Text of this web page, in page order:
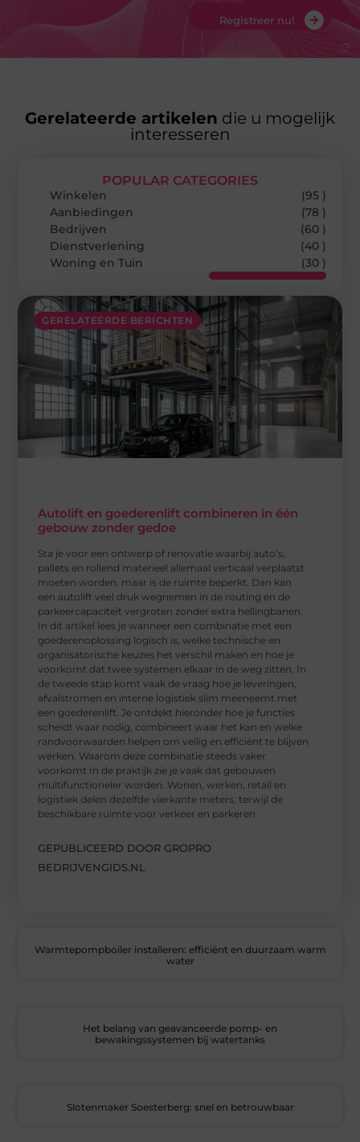
Registreer nu!
Gerelateerde artikelen die u mogelijk
interesseren
GERELATEERDE BERICHTEN
Autolift en goederenlift combineren in één
gebouw zonder gedoe
Sta je voor een ontwerp of renovatie waarbij auto’s,
pallets en rollend materieel allemaal verticaal verplaatst
moeten worden, maar is de ruimte beperkt. Dan kan
een autolift veel druk wegnemen in de routing en de
parkeercapaciteit vergroten zonder extra hellingbanen.
In dit artikel lees je wanneer een combinatie met een
goederenoplossing logisch is, welke technische en
organisatorische keuzes het verschil maken en hoe je
voorkomt dat twee systemen elkaar in de weg zitten. In
de tweede stap komt vaak de vraag hoe je leveringen,
afvalstromen en interne logistiek slim meeneemt met
een goederenlift. Je ontdekt hieronder hoe je functies
scheidt waar nodig, combineert waar het kan en welke
randvoorwaarden helpen om veilig en efficiënt te blijven
werken. Waarom deze combinatie steeds vaker
voorkomt In de praktijk zie je vaak dat gebouwen
multifunctioneler worden. Wonen, werken, retail en
logistiek delen dezelfde vierkante meters, terwijl de
beschikbare ruimte voor verkeer en parkeren
GEPUBLICEERD DOOR GROPRO
BEDRIJVENGIDS.NL
POPULAR CATEGORIES
Winkelen
(95 )
Aanbiedingen
(78 )
Bedrijven
(60 )
Dienstverlening
(40 )
Woning en Tuin
(30 )
Warmtepompboiler installeren: efficiënt en duurzaam warm
water
Het belang van geavanceerde pomp- en
bewakingssystemen bij watertanks
Slotenmaker Soesterberg: snel en betrouwbaar